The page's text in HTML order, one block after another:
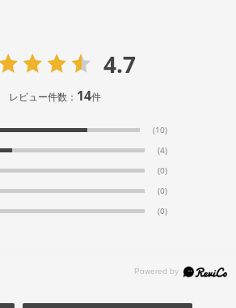
4.7
レビュー件数： 14件
(10)
(4)
(0)
(0)
(0)